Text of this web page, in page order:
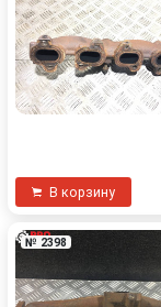
В корзину
№ 2398